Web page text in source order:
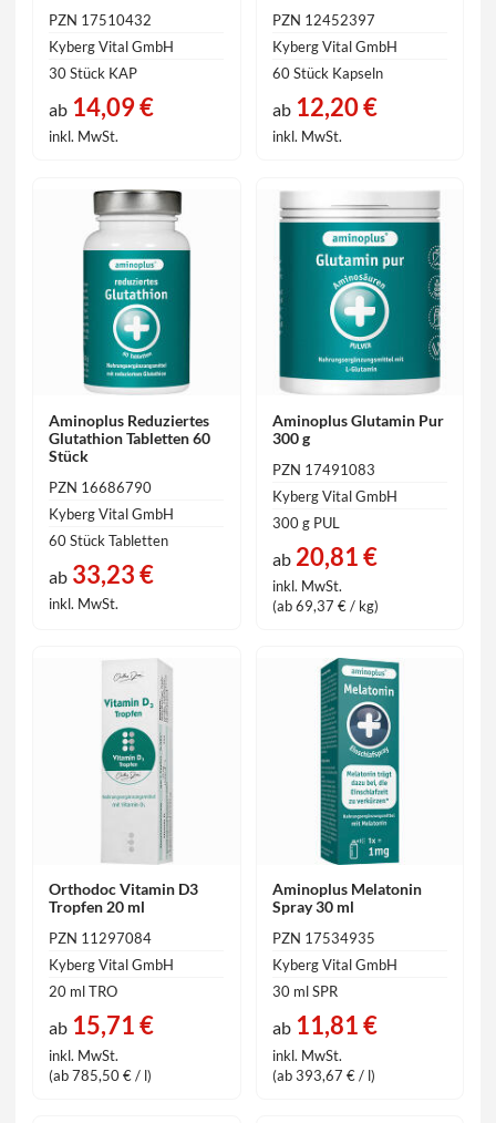
PZN 17510432
Kyberg Vital GmbH
30 Stück KAP
ab 14,09 €
inkl. MwSt.
PZN 12452397
Kyberg Vital GmbH
60 Stück Kapseln
ab12,20 €
inkl. MwSt.
Aminoplus Reduziertes
Glutathion Tabletten 60
Stück
PZN 16686790
Kyberg Vital GmbH
60 Stück Tabletten
ab 33,23 €
inkl. MwSt.
Aminoplus Glutamin Pur
300 g
PZN 17491083
Kyberg Vital GmbH
300 g PUL
ab20,81 €
inkl. MwSt.
(ab 69,37 € / kg)
Orthodoc Vitamin D3
Tropfen 20 ml
PZN 11297084
Kyberg Vital GmbH
20 ml TRO
ab 15,71 €
inkl. MwSt.
(ab 785,50 € / l)
Aminoplus Melatonin
Spray 30 ml
PZN 17534935
Kyberg Vital GmbH
30 ml SPR
ab11,81 €
inkl. MwSt.
(ab 393,67 € / l)